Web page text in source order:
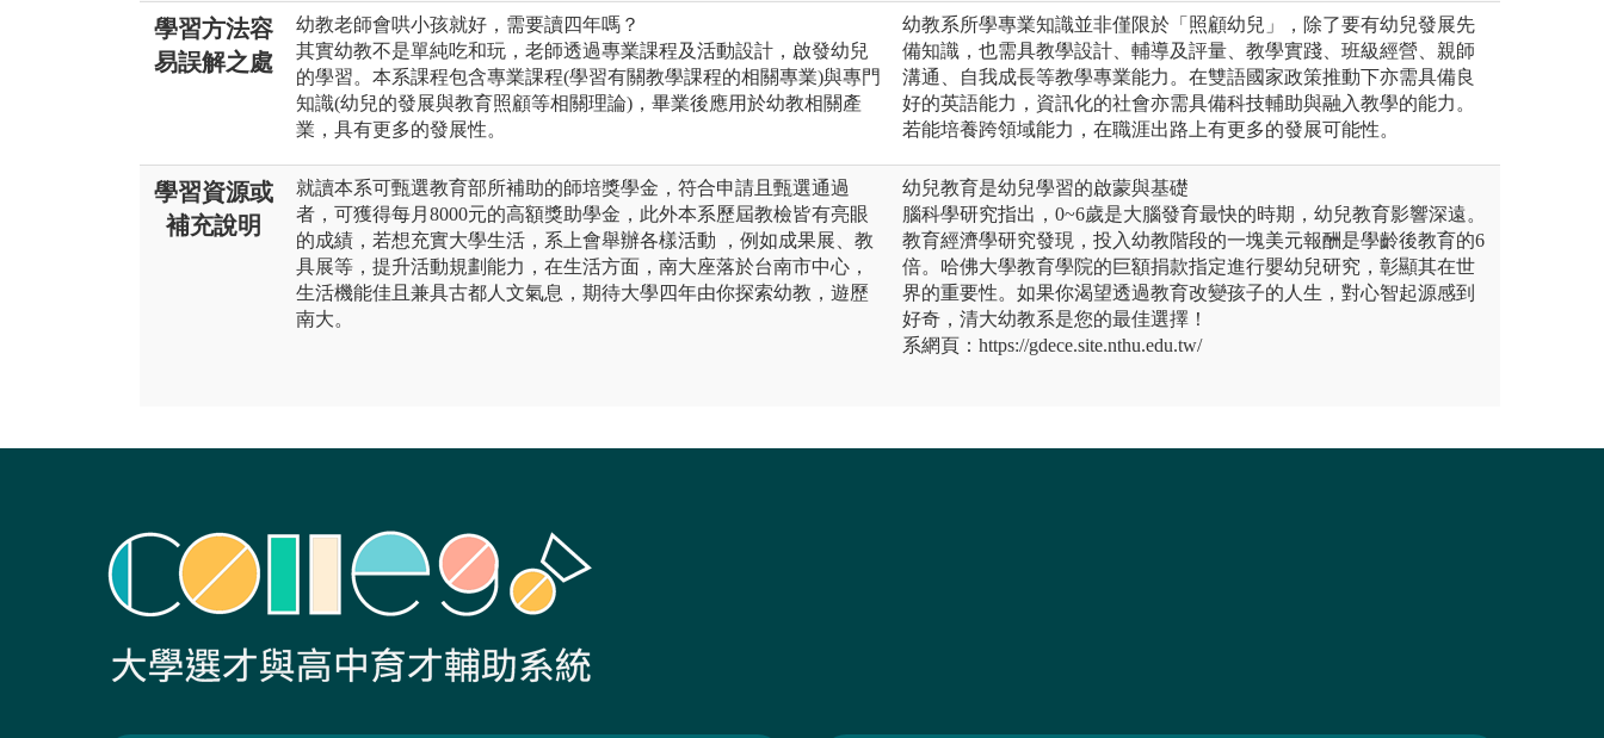
學習方法容
易誤解之處
幼教老師會哄小孩就好，需要讀四年嗎？
其實幼教不是單純吃和玩，老師透過專業課程及活動設計，啟發幼兒
的學習。本系課程包含專業課程(學習有關教學課程的相關專業)與專門
知識(幼兒的發展與教育照顧等相關理論)，畢業後應用於幼教相關產
業，具有更多的發展性。
幼教系所學專業知識並非僅限於「照顧幼兒」，除了要有幼兒發展先
備知識，也需具教學設計、輔導及評量、教學實踐、班級經營、親師
溝通、自我成長等教學專業能力。在雙語國家政策推動下亦需具備良
好的英語能力，資訊化的社會亦需具備科技輔助與融入教學的能力。
若能培養跨領域能力，在職涯出路上有更多的發展可能性。
學習資源或
補充說明
就讀本系可甄選教育部所補助的師培獎學金，符合申請且甄選通過
者，可獲得每月8000元的高額獎助學金，此外本系歷屆教檢皆有亮眼
的成績，若想充實大學生活，系上會舉辦各樣活動 ，例如成果展、教
具展等，提升活動規劃能力，在生活方面，南大座落於台南市中心，
生活機能佳且兼具古都人文氣息，期待大學四年由你探索幼教，遊歷
南大。
幼兒教育是幼兒學習的啟蒙與基礎
腦科學研究指出，0~6歲是大腦發育最快的時期，幼兒教育影響深遠。
教育經濟學研究發現，投入幼教階段的一塊美元報酬是學齡後教育的6
倍。哈佛大學教育學院的巨額捐款指定進行嬰幼兒研究，彰顯其在世
界的重要性。如果你渴望透過教育改變孩子的人生，對心智起源感到
好奇，清大幼教系是您的最佳選擇！
系網頁：https://gdece.site.nthu.edu.tw/